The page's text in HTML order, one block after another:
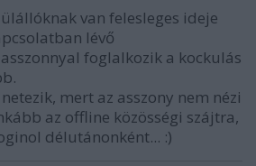
van felesleges ideje
lévő
foglalkozik a kockulás
mert az asszony nem nézi
az offline közösségi szájtra,
délutánonként... :)